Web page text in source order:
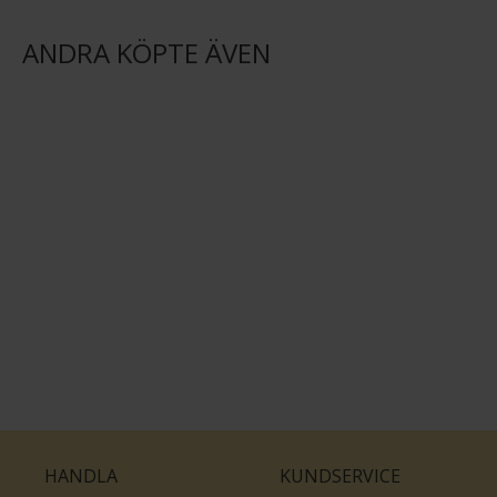
ANDRA KÖPTE ÄVEN
HANDLA KUNDSERVICE